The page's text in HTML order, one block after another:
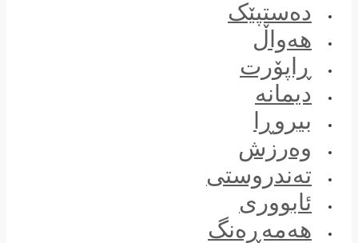
دەستپێک
هەواڵ
ڕاپۆرت
دیمانە
بیروڕا
وەرزش
تەندروستی
ئابووری
هەمەڕەنگ